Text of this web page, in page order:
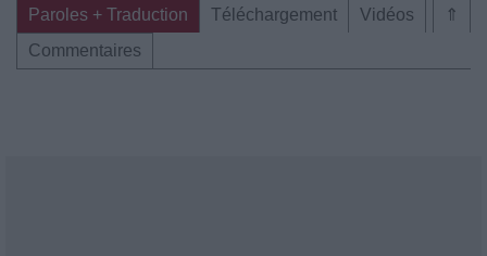
⇑
Paroles + Traduction Téléchargement
Vidéos
Commentaires